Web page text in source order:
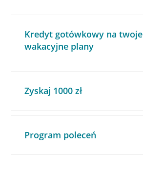
Kredyt gotówkowy na twoje
wakacyjne plany
Zyskaj 1000 zł
Program poleceń